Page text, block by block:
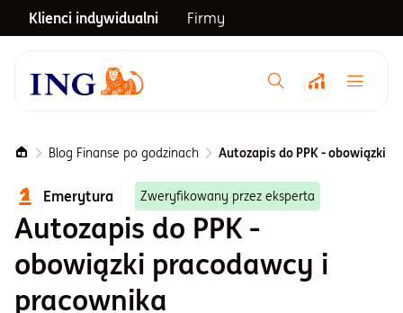
Klienci indywidualni Firmy
Menu główne
Notowania
Emerytura
Inwestycje
Blog Finanse po godzinach Autozapis do PPK - obowiązki
Emerytura Zweryfikowany przez eksperta
Autozapis do PPK -
obowiązki pracodawcy i
pracownika